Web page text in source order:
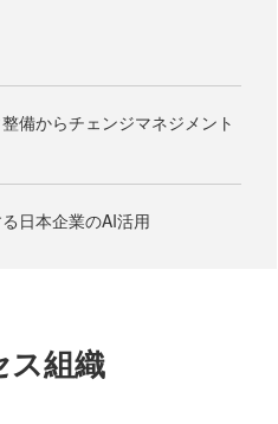
備からチェンジマネジメント
日本企業のAI活用
ス組織